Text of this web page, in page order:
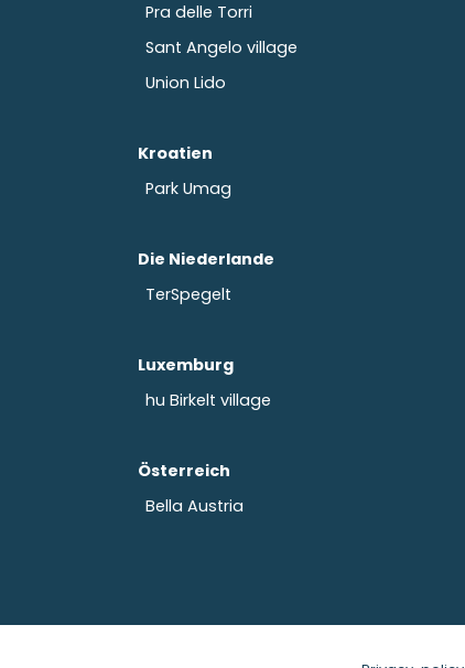
Pra delle Torri
Sant Angelo village
Union Lido
Kroatien
Park Umag
Die Niederlande
TerSpegelt
Luxemburg
hu Birkelt village
Österreich
Bella Austria